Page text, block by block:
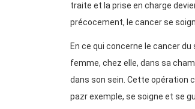
traite et la prise en charge
précocement, le cancer se
En ce qui concerne le cancer
femme, chez elle, dans sa
dans son sein. Cette opération
pazr exemple, se soigne et se